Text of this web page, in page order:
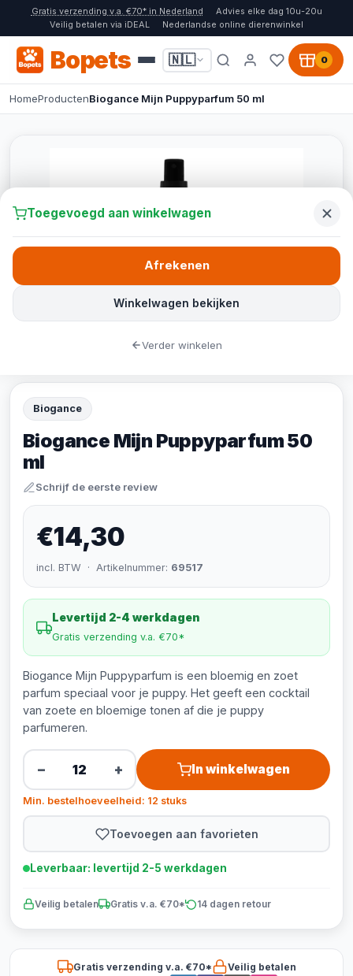
Gratis verzending v.a. €70* in Nederland
Advies elke dag 10u-20u
Veilig betalen via iDEAL
Nederlandse online dierenwinkel
Bopets 🇳🇱 0
HomeProductenBiogance Mijn Puppyparfum 50 ml
Biogance
Biogance Mijn Puppyparfum 50
ml
Schrijf de eerste review
€14,30
incl. BTW · Artikelnummer: 69517
Levertijd 2-4 werkdagen
Gratis verzending v.a. €70*
Biogance Mijn Puppyparfum is een bloemig en zoet
parfum speciaal voor je puppy. Het geeft een cocktail
van zoete en bloemige tonen af die je puppy
parfumeren.
− + In winkelwagen
Min. bestelhoeveelheid: 12 stuks
Toevoegen aan favorieten
Leverbaar: levertijd 2-5 werkdagen
Veilig betalen Gratis v.a. €70* 14 dagen retour
Gratis verzending v.a. €70*
Veilig betalen
Toegevoegd aan winkelwagen
Winkelwagen bekijken
Afrekenen
Verder winkelen